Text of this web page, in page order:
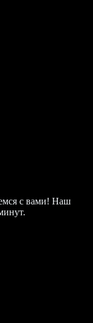
с вами! Наш